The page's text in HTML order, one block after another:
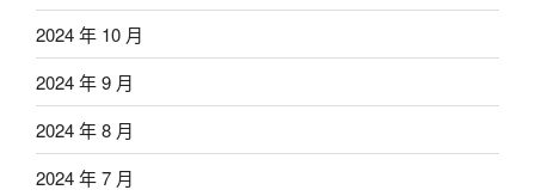
2024 年 10 月
2024 年 9 月
2024 年 8 月
2024 年 7 月